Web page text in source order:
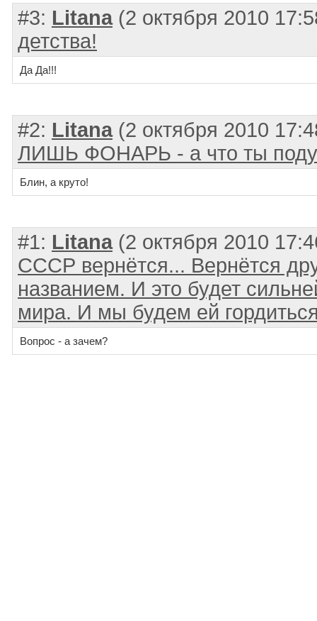
#3: Litana(2 октября 2010
детства!
Да Да!!!
#2: Litana(2 октября 2010
ЛИШЬ ФОНАРЬ - а что ты
Блин, а круто!
#1: Litana(2 октября 2010
СССР вернётся... Вернётся
названием. И это будет
мира. И мы будем ей
Вопрос - а зачем?